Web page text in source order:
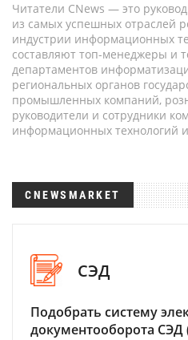
Читатели CNews — это
из самых успешных отраслей
индустрии информационных
составляют топ-менеджеры и
департаментов
региональных органов
промышленных компаний,
руководители и сотрудники
информационных технологий и
CNEWSMARKET
СЭД
Подобрать систему
документооборота СЭД